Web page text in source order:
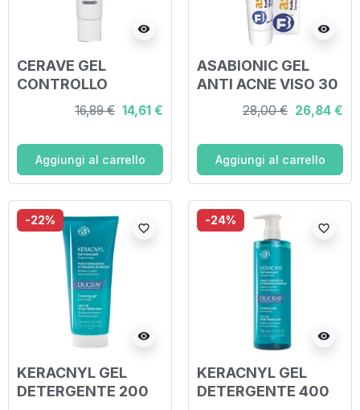
visibility
CERAVE GEL
CONTROLLO
IMPERFEZIONI 40
16,89 € 14,61 €
Aggiungi al carrello
visibility
ASABIONIC GEL
ANTI ACNE VISO 30
28,00 € 26,84 €
Aggiungi al carrello
-22%
visibility
favorite_border
KERACNYL GEL
DETERGENTE 200
-24%
visibility
favorite_border
KERACNYL GEL
DETERGENTE 400